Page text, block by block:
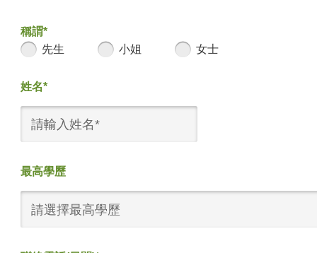
稱謂*
先生
小姐 女士
姓名*
最高學歷
請選擇最高學歷